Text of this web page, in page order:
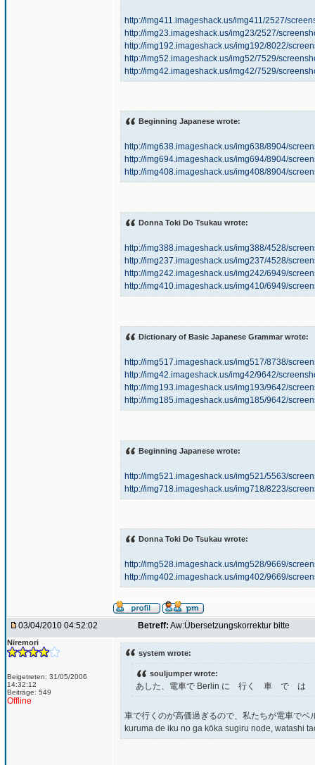
http://img411.imageshack.us/img411/2527/
http://img23.imageshack.us/img23/2527/
http://img192.imageshack.us/img192/8022/
http://img52.imageshack.us/img52/7529/
http://img42.imageshack.us/img42/7529/
Beginning Japanese wrote:
http://img638.imageshack.us/img638/8904/
http://img694.imageshack.us/img694/8904/
http://img408.imageshack.us/img408/8904/
Donna Toki Do Tsukau wrote:
http://img388.imageshack.us/img388/4528/
http://img237.imageshack.us/img237/4528/
http://img242.imageshack.us/img242/6949/
http://img410.imageshack.us/img410/6949/
Dictionary of Basic Japanese Grammar wrote:
http://img517.imageshack.us/img517/8738/
http://img42.imageshack.us/img42/9642/
http://img193.imageshack.us/img193/9642/
http://img185.imageshack.us/img185/9642/
Beginning Japanese wrote:
http://img521.imageshack.us/img521/5563/
http://img718.imageshack.us/img718/8223/
Donna Toki Do Tsukau wrote:
http://img528.imageshack.us/img528/9669/
http://img402.imageshack.us/img402/9669/
03/04/2010 04:52:02 Betreff: Aw:Übersetzungskorrektur bitte
Niremori
Beigetreten: 31/05/2006
14:32:12
Beiträge: 549
Offline
system wrote:
souljumper wrote:
あした、電車で Berlin に 行く 車 で
車で行くのが高価過ぎるので、私たちが電車でベ
kuruma de iku no ga kōka sugiru node, watashi